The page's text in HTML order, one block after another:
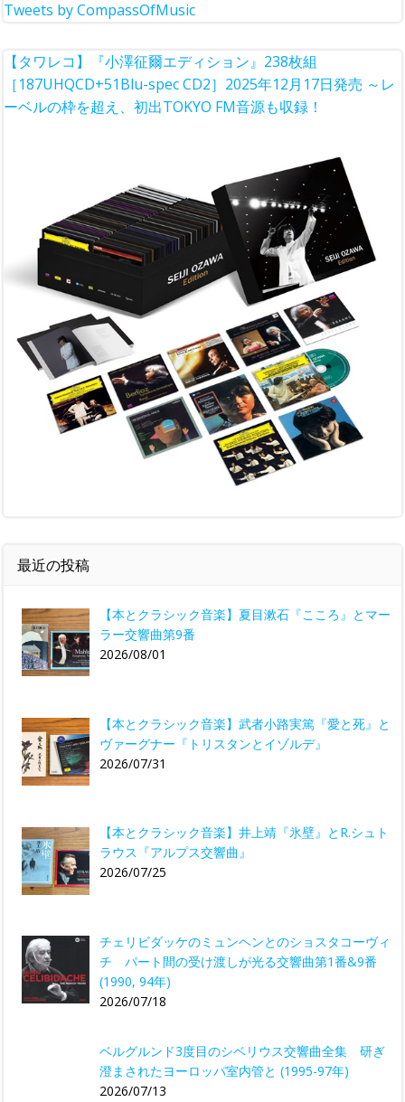
Tweets by CompassOfMusic
【タワレコ】『小澤征爾エディション』238枚組
［187UHQCD+51Blu-spec CD2］2025年12月17日発売 ～レ
ーベルの枠を超え、初出TOKYO FM音源も収録！
最近の投稿
【本とクラシック音楽】夏目漱石『こころ』とマー
ラー交響曲第9番
2026/08/01
【本とクラシック音楽】武者小路実篤『愛と死』と
ヴァーグナー『トリスタンとイゾルデ』
2026/07/31
【本とクラシック音楽】井上靖『氷壁』とR.シュト
ラウス『アルプス交響曲』
2026/07/25
チェリビダッケのミュンヘンとのショスタコーヴィ
チ パート間の受け渡しが光る交響曲第1番&9番
(1990, 94年)
2026/07/18
ベルグルンド3度目のシベリウス交響曲全集 研ぎ
澄まされたヨーロッパ室内管と (1995-97年)
2026/07/13